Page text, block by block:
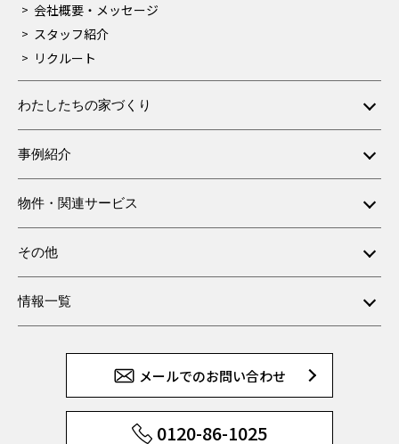
会社概要・メッセージ
スタッフ紹介
リクルート
わたしたちの家づくり
事例紹介
物件・関連サービス
その他
情報一覧
メールでのお問い合わせ
0120-86-1025